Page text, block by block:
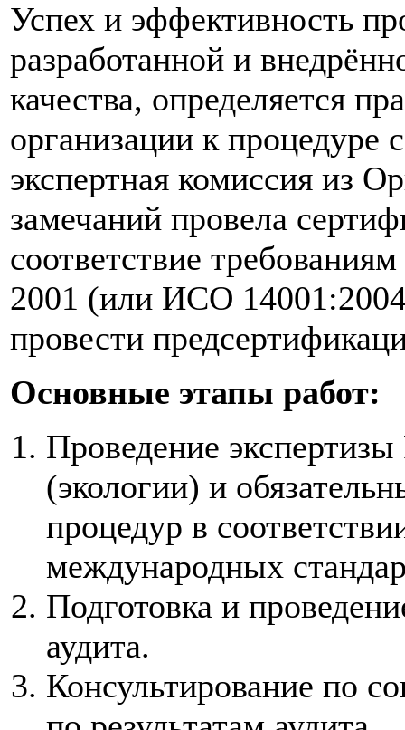
Успех и эффективность
разработанной и
качества, определяется
организации к процедуре
экспертная комиссия из
замечаний провела
соответствие
2001 (или ИСО
провести
Основные этапы работ:
Проведение экспертизы
(экологии) и
процедур в
международных
Подготовка и
аудита.
Консультирование по